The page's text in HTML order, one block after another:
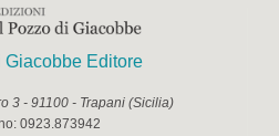
Giacobbe Editore
3 - 91100 - Trapani (Sicilia)
0923.873942